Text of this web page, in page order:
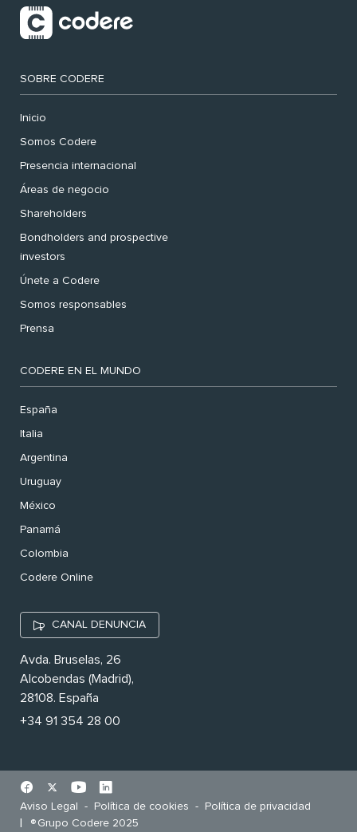
SOBRE CODERE
Inicio
Somos Codere
Presencia internacional
Áreas de negocio
Shareholders
Bondholders and prospective
investors
Únete a Codere
Somos responsables
Prensa
CODERE EN EL MUNDO
España
Italia
Argentina
Uruguay
México
Panamá
Colombia
Codere Online
CANAL DENUNCIA
Avda. Bruselas, 26
Alcobendas (Madrid),
28108. España
+34 91 354 28 00
Aviso Legal Política de cookies
Política de privacidad
Grupo Codere 2025